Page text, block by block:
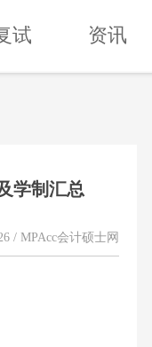
试 资讯
学制汇总
/ MPAcc会计硕士网